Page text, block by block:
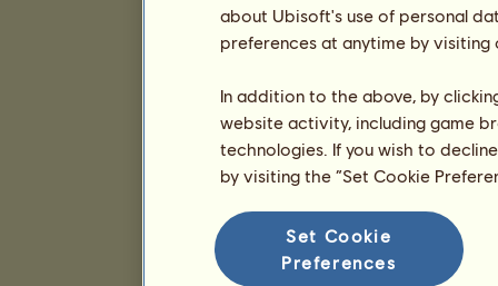
about Ubisoft's use of personal
preferences at anytime by
In addition to the above, by
website activity, including game
technologies. If you wish to
by visiting the “Set Cookie
Set Cookie
Preferences